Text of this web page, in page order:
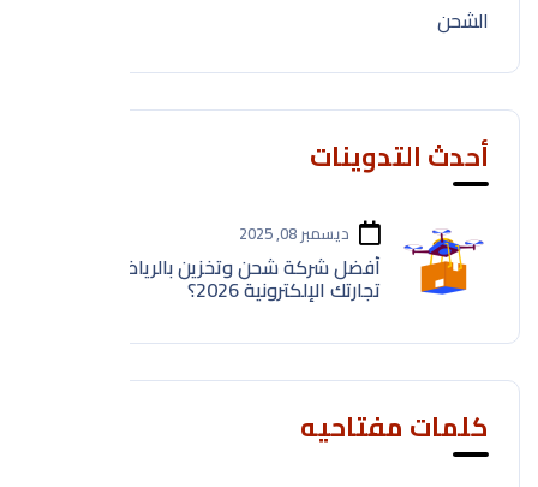
الشحن
أحدث التدوينات
ديسمبر 08, 2025
أفضل شركة شحن وتخزين بالرياض لنمو
تجارتك الإلكترونية 2026؟
كلمات مفتاحيه